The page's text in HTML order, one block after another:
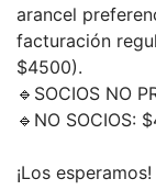
arancel
facturación
$4500).
🔹SOCIOS NO
🔹NO SOCIOS:
¡Los esperamos!